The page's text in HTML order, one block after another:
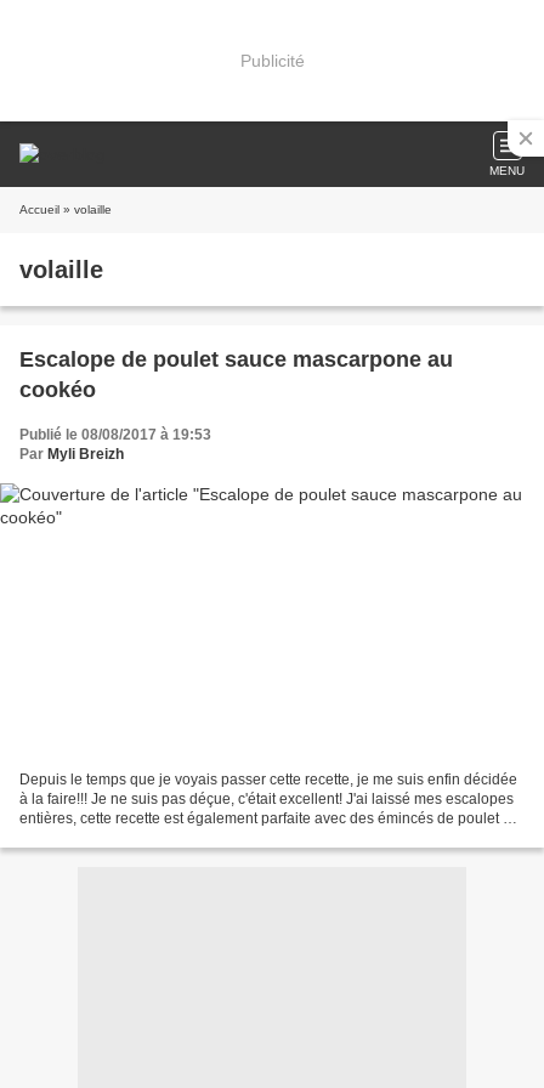
Publicité
MENU
Accueil » volaille
volaille
Escalope de poulet sauce mascarpone au
cookéo
Publié le 08/08/2017 à 19:53
Par Myli Breizh
Depuis le temps que je voyais passer cette recette, je me suis enfin décidée
à la faire!!! Je ne suis pas déçue, c'était excellent! J'ai laissé mes escalopes
entières, cette recette est également parfaite avec des émincés de poulet ou